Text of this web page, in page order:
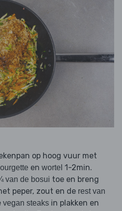
op hoog vuur met
en wortel 1-2min.
van de bosui toe en breng
peper, zout en de rest van
vegan steaks in plakken en